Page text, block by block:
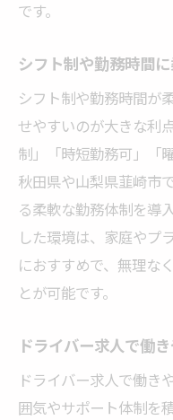
です。
シフト制や勤務時間
シフト制や勤務時間が
せやすいのが大きな利
制」「時短勤務可」「
秋田県や山梨県韮崎市
る柔軟な勤務体制を導
した環境は、家庭やプ
におすすめで、無理な
とが可能です。
ドライバー求人で働
ドライバー求人で働き
囲気やサポート体制を